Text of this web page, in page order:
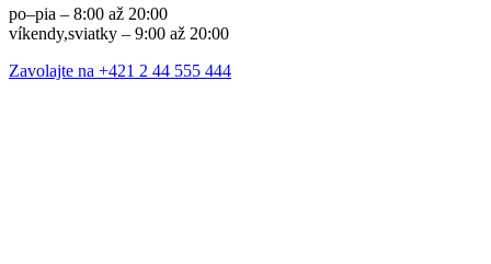
po–pia – 8:00 až 20:00
víkendy,sviatky – 9:00 až 20:00
Zavolajte na +421 2 44 555 444